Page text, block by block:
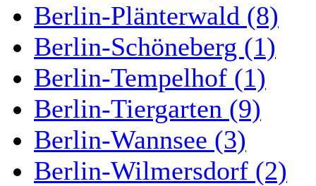
Berlin-Plänterwald (8)
Berlin-Schöneberg (1)
Berlin-Tempelhof (1)
Berlin-Tiergarten (9)
Berlin-Wannsee (3)
Berlin-Wilmersdorf (2)